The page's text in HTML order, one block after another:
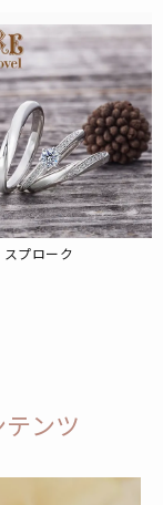
スプローク
ンツ